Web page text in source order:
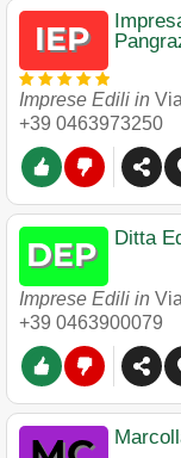
Imprese Edili in
+39 0463973250
Ditta
Imprese Edili in
+39 0463900079